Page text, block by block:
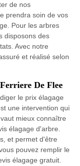
de nos
prendra soin de vos
Pour les arbres
disposons des
Avec notre
et réalisé selon
De Flee
le prix élagage
une intervention qui
mieux connaître
élagage d'arbre.
et permet d'être
pouvez remplir le
élagage gratuit.